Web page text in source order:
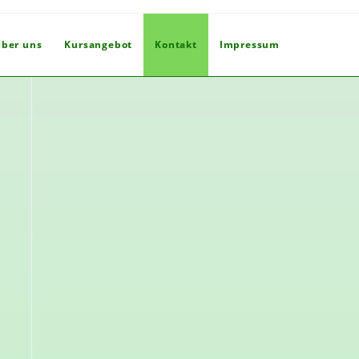
uns Kursangebot Kontakt Impressum